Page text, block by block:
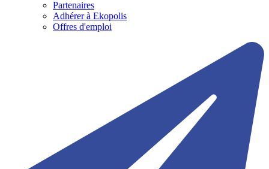
Partenaires
Adhérer à Ekopolis
Offres d'emploi